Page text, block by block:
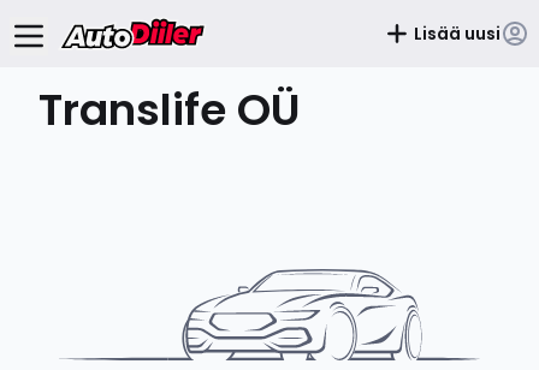
Lisää uusi
Translife OÜ